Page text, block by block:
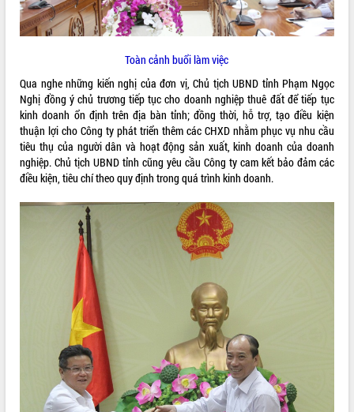
QUY HOẠCH - KẾ HOẠCH
Toàn cảnh buổi làm việc
Qua nghe những kiến nghị của đơn vị, Chủ tịch UBND tỉnh Phạm Ngọc
Nghị đồng ý chủ trương tiếp tục cho doanh nghiệp thuê đất để tiếp tục
kinh doanh ổn định trên địa bàn tỉnh; đồng thời, hỗ trợ, tạo điều kiện
thuận lợi cho Công ty phát triển thêm các CHXD nhằm phục vụ nhu cầu
tiêu thụ của người dân và hoạt động sản xuất, kinh doanh của doanh
nghiệp. Chủ tịch UBND tỉnh cũng yêu cầu Công ty cam kết bảo đảm các
điều kiện, tiêu chí theo quy định trong quá trình kinh doanh.